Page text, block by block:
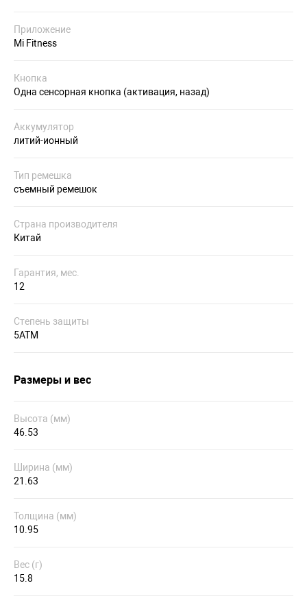
Приложение
Mi Fitness
Кнопка
Одна сенсорная кнопка (активация, назад)
Аккумулятор
литий-ионный
Тип ремешка
съемный ремешок
Страна производителя
Китай
Гарантия, мес.
12
Степень защиты
5ATM
Размеры и вес
Высота (мм)
46.53
Ширина (мм)
21.63
Толщина (мм)
10.95
Вес (г)
15.8